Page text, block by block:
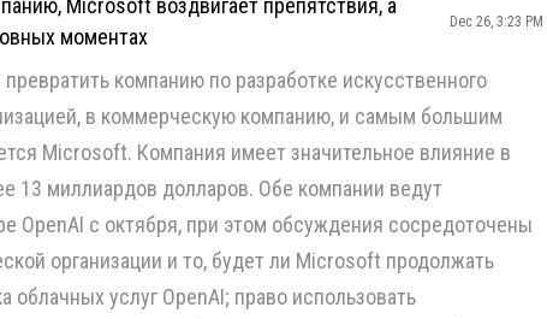
Microsoft воздвигает препятствия, а
моментах
Dec 26, 3:23 PM
компанию по разработке искусственного
в коммерческую компанию, и самым большим
Microsoft. Компания имеет значительное влияние в
13 миллиардов долларов. Обе компании ведут
OpenAI с октября, при этом обсуждения сосредоточены
организации и то, будет ли Microsoft продолжать
услуг OpenAI; право использовать